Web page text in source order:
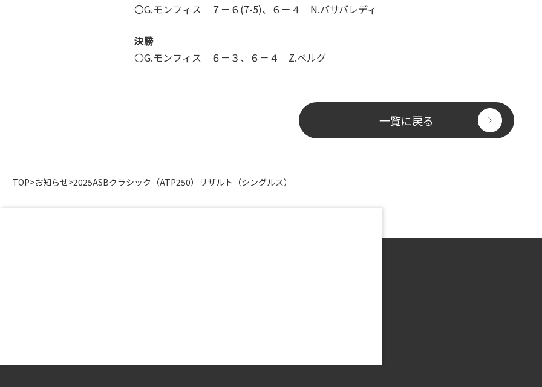
〇G.モンフィス ７－６(7-5)、６－４ N.バサバレディ
決勝
〇G.モンフィス ６－３、６－４ Z.ベルグ
一覧に戻る
TOP>お知らせ>2025ASBクラシック（ATP250）リザルト（シングルス）